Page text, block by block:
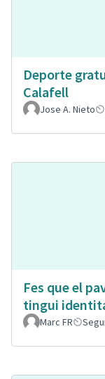
Deporte
Calafell
Jose A. Nieto
Fes que el
tingui
Marc FR